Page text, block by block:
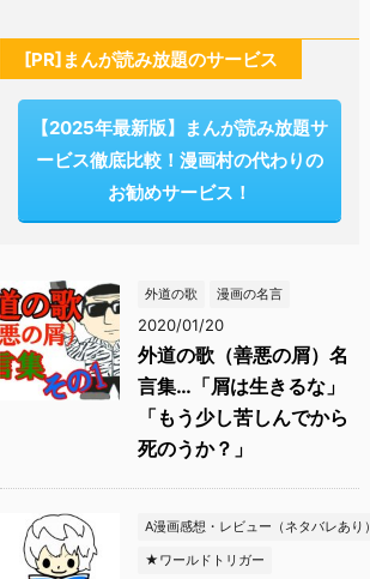
[PR]まんが読み放題のサービス
【2025年最新版】まんが読み放題サ
ービス徹底比較！漫画村の代わりの
お勧めサービス！
外道の歌 漫画の名言
2020/01/20
外道の歌（善悪の屑）名
言集…「屑は生きるな」
「もう少し苦しんでから
死のうか？」
A漫画感想・レビュー（ネタバレあり）
★ワールドトリガー